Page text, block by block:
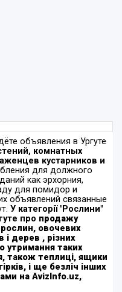
объявления в Ургуте
комнатных
кустарников и
для должного
как эрхорния,
для помидор и
объявлений связанные
У категорії "Рослини"
про продажу
рослин, овочевих
і дерев , різних
утримання таких
також теплиці, ящики
і ще безліч інших
на AvizInfo.uz,